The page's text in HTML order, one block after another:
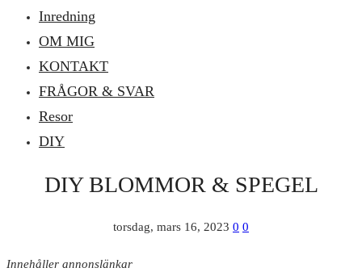
Inredning
OM MIG
KONTAKT
FRÅGOR & SVAR
Resor
DIY
DIY BLOMMOR & SPEGEL
torsdag, mars 16, 2023 0 0
Innehåller annonslänkar